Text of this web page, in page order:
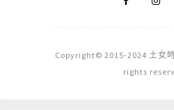
Copyright© 2015-2024 土女
rights